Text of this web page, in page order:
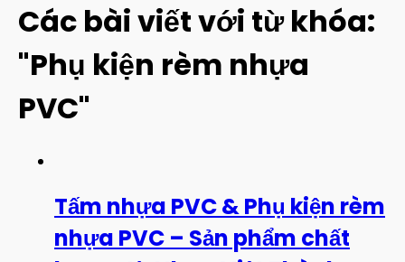
Các bài viết với từ khóa:
"Phụ kiện rèm nhựa
PVC"
Tấm nhựa PVC & Phụ kiện rèm
nhựa PVC – Sản phẩm chất